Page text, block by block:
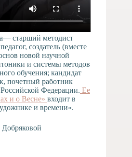
старший методист
создатель (вместе
новой научной
и системы методов
обучения; кандидат
почетный работник
Федерации. Ее
и о Весне» входит в
и времени».